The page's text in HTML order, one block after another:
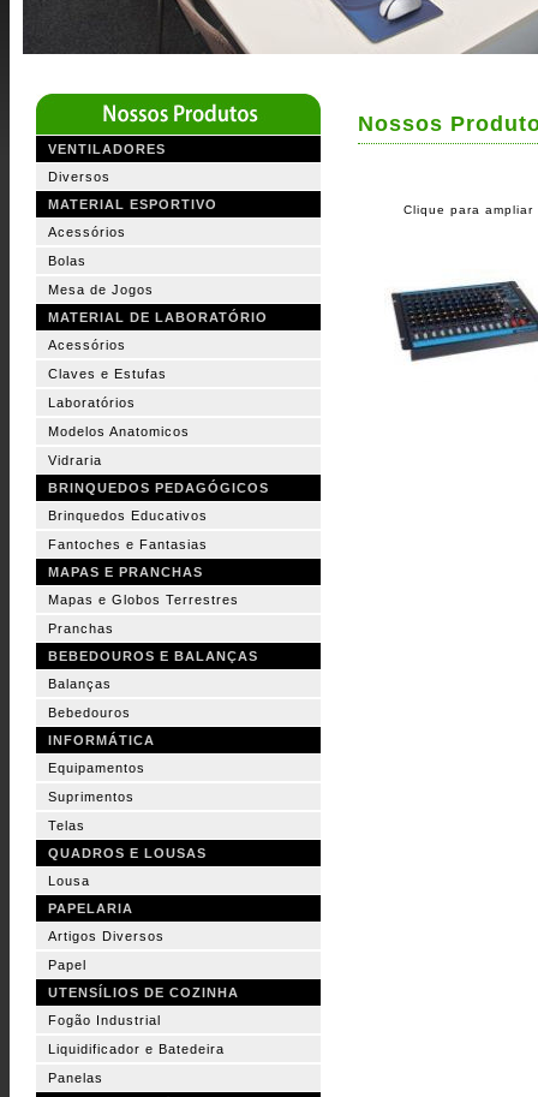
VENTILADORES
Diversos
MATERIAL ESPORTIVO
Acessórios
Bolas
Mesa de Jogos
MATERIAL DE LABORATÓRIO
Acessórios
Claves e Estufas
Laboratórios
Modelos Anatomicos
Vidraria
BRINQUEDOS PEDAGÓGICOS
Brinquedos Educativos
Fantoches e Fantasias
MAPAS E PRANCHAS
Mapas e Globos Terrestres
Pranchas
BEBEDOUROS E BALANÇAS
Balanças
Bebedouros
INFORMÁTICA
Equipamentos
Suprimentos
Telas
QUADROS E LOUSAS
Lousa
PAPELARIA
Artigos Diversos
Papel
UTENSÍLIOS DE COZINHA
Fogão Industrial
Liquidificador e Batedeira
Panelas
Nossos
Clique para ampliar